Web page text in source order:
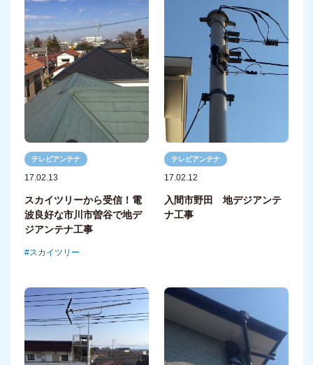
テレビアンテナ
17.02.13
スカイツリーから受信！電
波良好な市川市曽谷で地デ
ジアンテナ工事
スカイツリー
テレビアンテナ
17.02.12
入間市野田 地デジアンテ
ナ工事